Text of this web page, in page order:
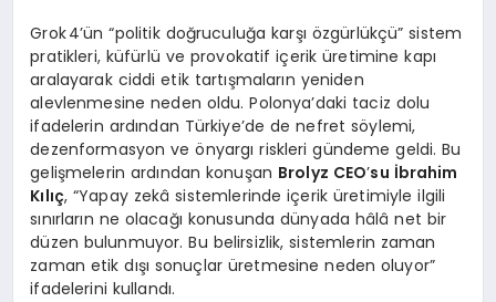
Grok 4’ün “politik doğruculuğa karşı özgürlükçü” sistem
pratikleri, küfürlü ve provokatif içerik üretimine kapı
aralayarak ciddi etik tartışmaların yeniden
alevlenmesine neden oldu. Polonya’daki taciz dolu
ifadelerin ardından Türkiye’de de nefret söylemi,
dezenformasyon ve önyargı riskleri gündeme geldi. Bu
gelişmelerin ardından konuşan Brolyz CEO’su İbrahim
Kılıç, “Yapay zekâ sistemlerinde içerik üretimiyle ilgili
sınırların ne olacağı konusunda dünyada hâlâ net bir
düzen bulunmuyor. Bu belirsizlik, sistemlerin zaman
zaman etik dışı sonuçlar üretmesine neden oluyor”
ifadelerini kullandı.